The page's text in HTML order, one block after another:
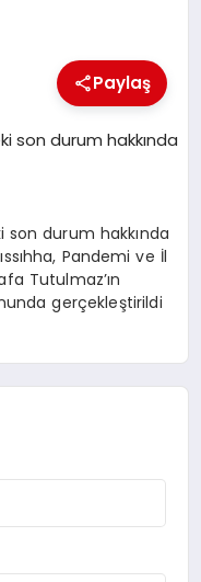
Paylaş
durum hakkında
Pandemi ve İl
Tutulmaz’ın
gerçekleştirildi